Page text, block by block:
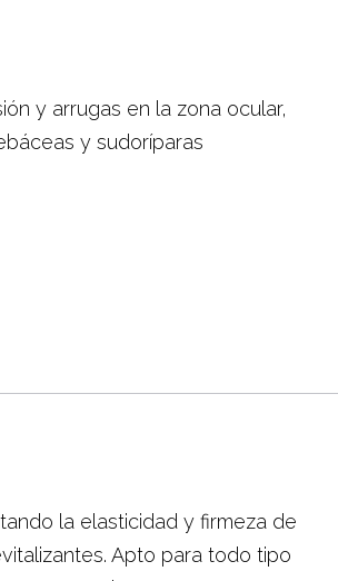
y arrugas en la zona ocular,
y sudoríparas
la elasticidad y firmeza de
Apto para todo tipo